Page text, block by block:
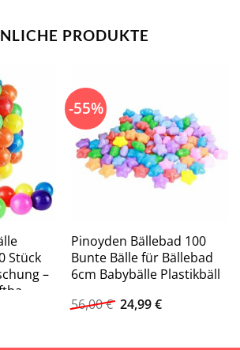
PRODUKTE
Stück
–
-55%
Pinoyden Bällebad 100
Bunte Bälle für Bällebad
6cm Babybälle Plastikbäll
56,00€ Ursprünglicher
Preis
24,99€Aktueller